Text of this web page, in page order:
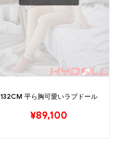
132CM 平ら胸可愛いラブドール
¥89,100